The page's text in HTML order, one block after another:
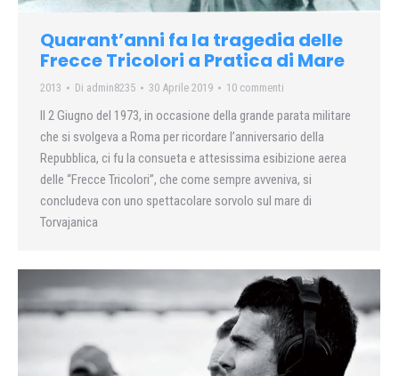
Quarant’anni fa la tragedia delle
Frecce Tricolori a Pratica di Mare
2013 Di admin8235 30 Aprile 2019 10 commenti
Il 2 Giugno del 1973, in occasione della grande parata militare
che si svolgeva a Roma per ricordare l’anniversario della
Repubblica, ci fu la consueta e attesissima esibizione aerea
delle “Frecce Tricolori”, che come sempre avveniva, si
concludeva con uno spettacolare sorvolo sul mare di
Torvajanica